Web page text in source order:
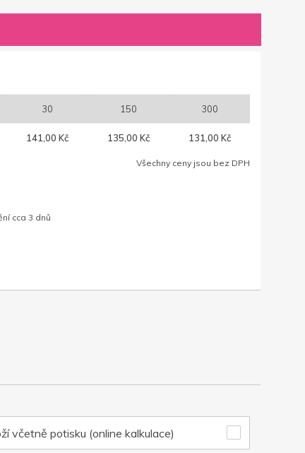
30 150 300
141,00 Kč 135,00 Kč 131,00 Kč
Všechny ceny jsou bez DPH
cca 3 dnů
včetně potisku (online kalkulace)